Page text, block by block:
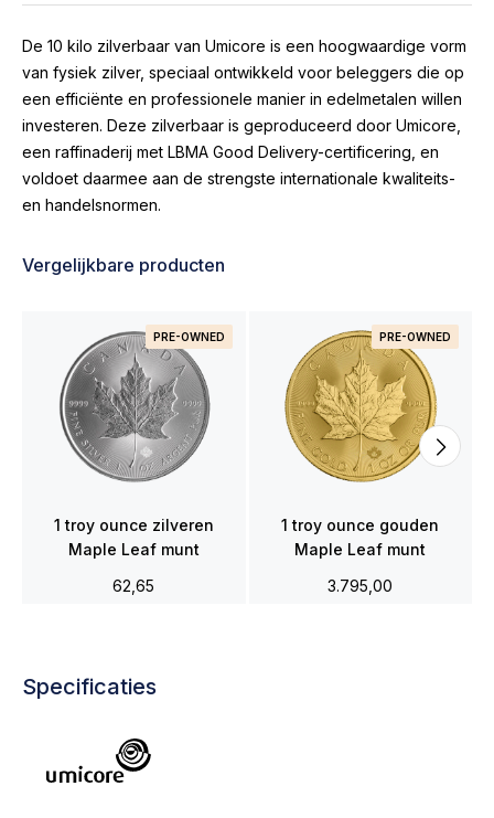
De 10 kilo zilverbaar van Umicore is een hoogwaardige vorm
van fysiek zilver, speciaal ontwikkeld voor beleggers die op
een efficiënte en professionele manier in edelmetalen willen
investeren. Deze zilverbaar is geproduceerd door Umicore,
een raffinaderij met LBMA Good Delivery-certificering, en
voldoet daarmee aan de strengste internationale kwaliteits-
en handelsnormen.
Vergelijkbare producten
PRE-OWNED
1 troy ounce zilveren
Maple Leaf munt
62,65
PRE-OWNED
1 troy ounce gouden
Maple Leaf munt
3.795,00
Specificaties